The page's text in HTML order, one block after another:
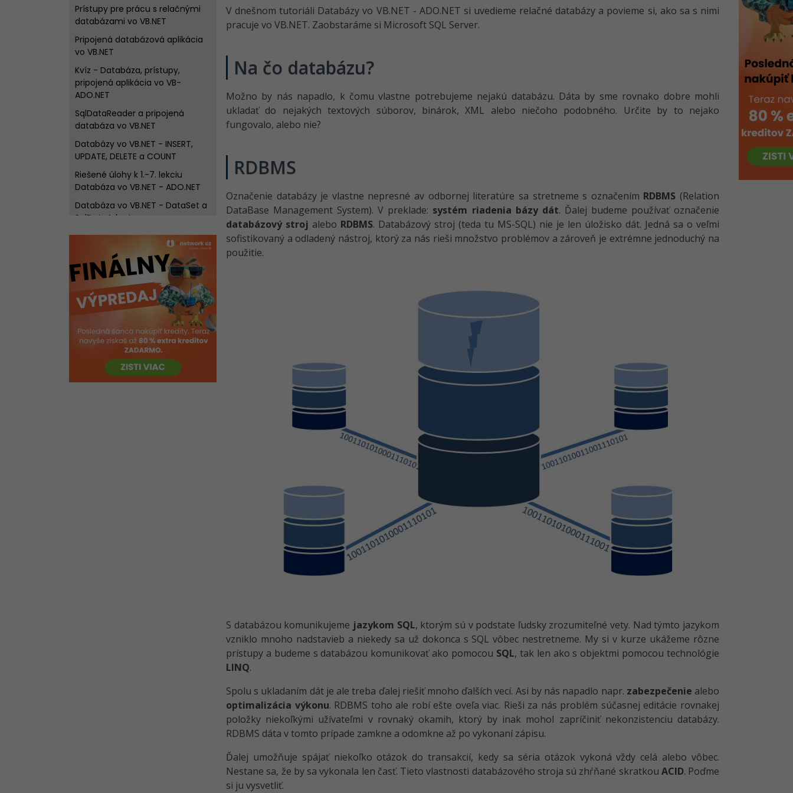
Prístupy pre prácu s relačnými
databázami vo VB.NET
Pripojená databázová aplikácia
vo VB.NET
Kvíz - Databáza, prístupy,
pripojená aplikácia vo VB-
ADO.NET
SqlDataReader a pripojená
databáza vo VB.NET
Databázy vo VB.NET - INSERT,
UPDATE, DELETE a COUNT
Riešené úlohy k 1.-7. lekciu
Databáza vo VB.NET - ADO.NET
Databáza vo VB.NET - DataSet a
SqlDataAdapter
Databáza vo VB.NET - DataSet -
Filtrovanie a zoradenie dát
Vytvorenie databázy v MS SQL
Management Studio
Databáza vo VB.NET - DataSet -
Relácia a uloženie zmien
Kvíz - Databáza vo VB.NET -
ADO.NET
Riešené úlohy k 8.-10. lekciu
Databáza vo VB.NET - ADO.NET
V dnešnom tutoriáli Databázy vo VB.NET - ADO.NET si uvedieme relačné databázy a povieme si, ako sa s nimi
pracuje vo VB.NET. Zaobstaráme si Microsoft SQL Server.
Na čo databázu?
Možno by nás napadlo, k čomu vlastne potrebujeme nejakú databázu. Dáta by sme rovnako dobre mohli
ukladať do nejakých textových súborov, binárok, XML alebo niečoho podobného. Určite by to nejako
fungovalo, alebo nie?
RDBMS
Označenie databázy je vlastne nepresné av odbornej literatúre sa stretneme s označením RDBMS (Relation
DataBase Management System). V preklade: systém riadenia bázy dát. Ďalej budeme používať označenie
databázový stroj alebo RDBMS. Databázový stroj (teda tu MS-SQL) nie je len úložisko dát. Jedná sa o veľmi
sofistikovaný a odladený nástroj, ktorý za nás rieši množstvo problémov a zároveň je extrémne jednoduchý na
použitie.
S databázou komunikujeme jazykom SQL, ktorým sú v podstate ľudsky zrozumiteľné vety. Nad týmto jazykom
vzniklo mnoho nadstavieb a niekedy sa už dokonca s SQL vôbec nestretneme. My si v kurze ukážeme rôzne
prístupy a budeme s databázou komunikovať ako pomocou SQL, tak len ako s objektmi pomocou technológie
LINQ.
Spolu s ukladaním dát je ale treba ďalej riešiť mnoho ďalších vecí. Asi by nás napadlo napr. zabezpečenie alebo
optimalizácia výkonu. RDBMS toho ale robí ešte oveľa viac. Rieši za nás problém súčasnej editácie rovnakej
položky niekoľkými užívateľmi v rovnaký okamih, ktorý by inak mohol zapríčiniť nekonzistenciu databázy.
RDBMS dáta v tomto prípade zamkne a odomkne až po vykonaní zápisu.
Ďalej umožňuje spájať niekoľko otázok do transakcií, kedy sa séria otázok vykoná vždy celá alebo vôbec.
Nestane sa, že by sa vykonala len časť. Tieto vlastnosti databázového stroja sú zhŕňané skratkou ACID. Poďme
si ju vysvetliť.